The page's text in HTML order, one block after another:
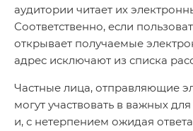
аудитории читает их
Соответственно, если
открывает получаемые
адрес исключают из списка
Частные лица, отправляющие
могут участвовать в важных
и, с нетерпением ожидая